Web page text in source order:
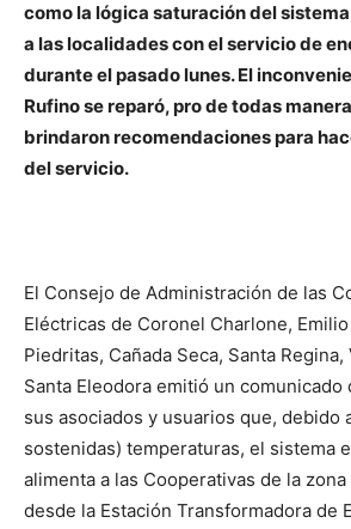
como la lógica saturación del
a las localidades con el servicio de
durante el pasado lunes. El
Rufino se reparó, pro de todas
brindaron recomendaciones para
del servicio.
El Consejo de Administración de las
Eléctricas de Coronel Charlone, Emilio
Piedritas, Cañada Seca, Santa Regina,
Santa Eleodora emitió un
sus asociados y usuarios que, debido
sostenidas) temperaturas, el sistema
alimenta a las Cooperativas de la
desde la Estación Transformadora de